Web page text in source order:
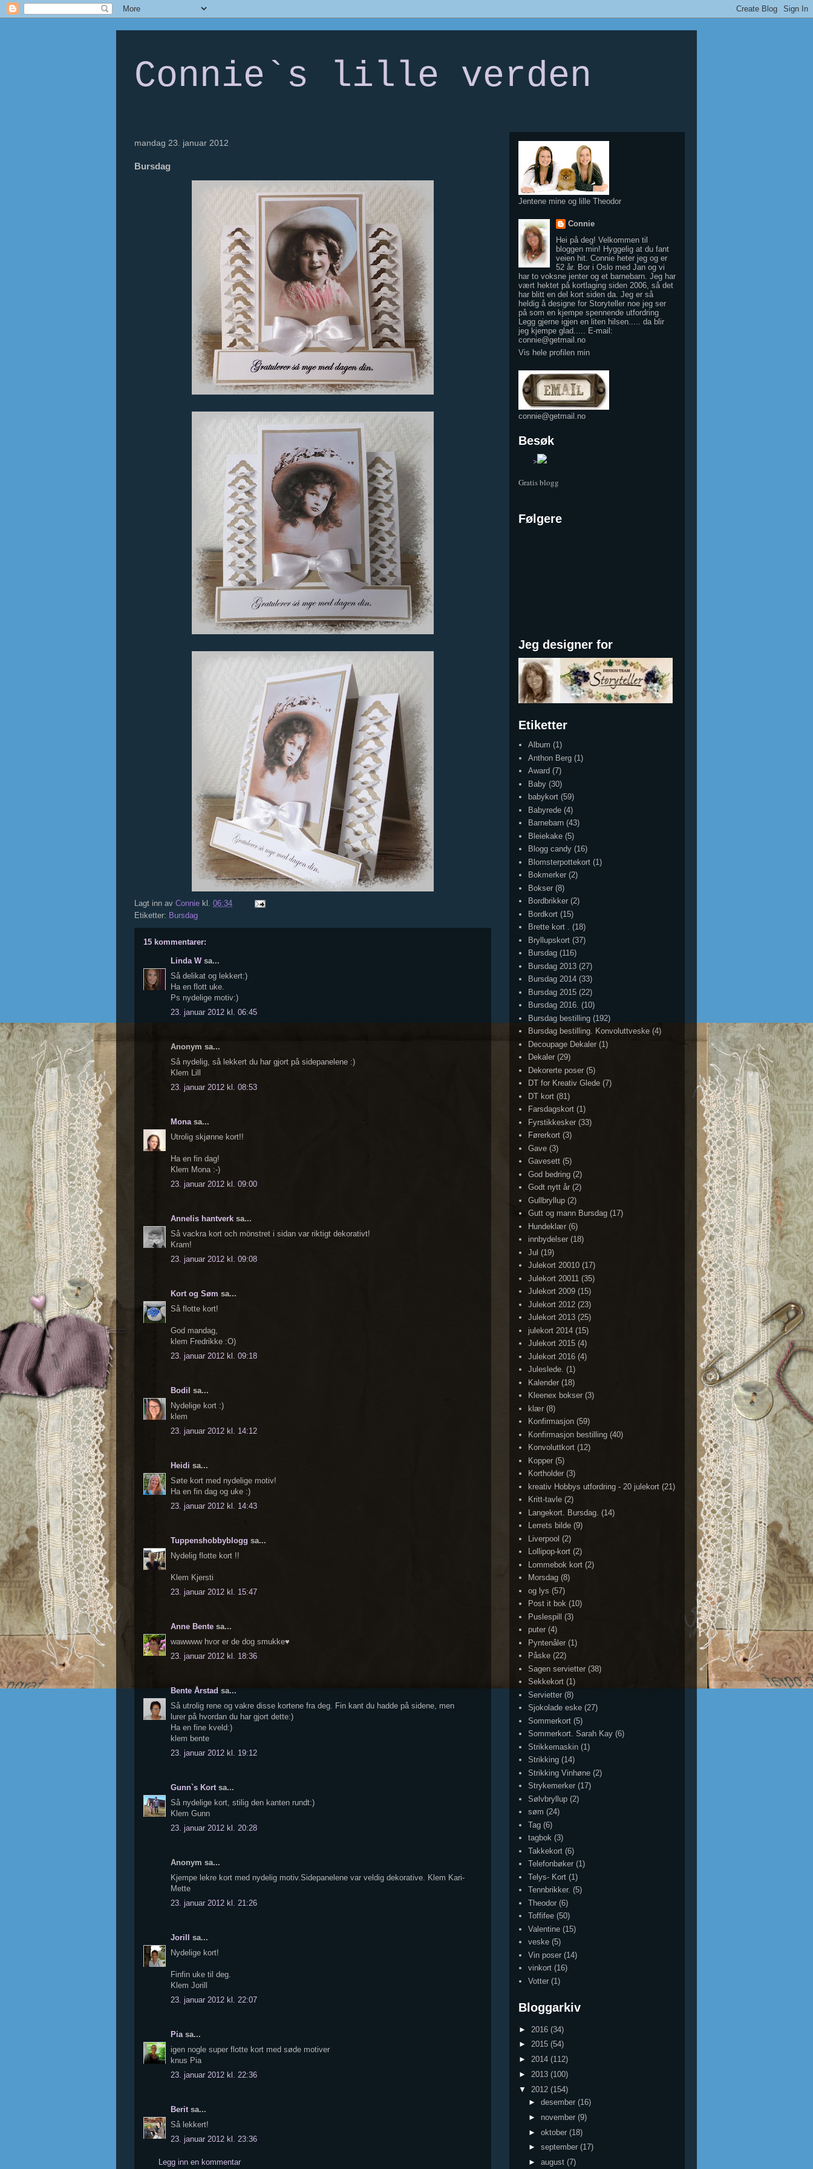
Connie`s lille verden
mandag 23. januar 2012
Bursdag
Lagt inn av Connie kl. 06:34
Etiketter: Bursdag
15 kommentarer:
Linda Wsa...
Så delikat og lekkert:)
Ha en flott uke.
Ps nydelige motiv:)
23. januar 2012 kl. 06:45
Anonym sa...
Så nydelig, så lekkert du har gjort på sidepanelene :)
Klem Lill
23. januar 2012 kl. 08:53
Monasa...
Utrolig skjønne kort!!
Ha en fin dag!
Klem Mona :-)
23. januar 2012 kl. 09:00
Annelis hantverk sa...
Så vackra kort och mönstret i sidan var riktigt dekorativt!
Kram!
23. januar 2012 kl. 09:08
Kort og Søm sa...
Så flotte kort!
God mandag,
klem Fredrikke :O)
23. januar 2012 kl. 09:18
Bodil sa...
Nydelige kort :)
klem
23. januar 2012 kl. 14:12
Heidi sa...
Søte kort med nydelige motiv!
Ha en fin dag og uke :)
23. januar 2012 kl. 14:43
Tuppenshobbyblogg sa...
Nydelig flotte kort !!
Klem Kjersti
23. januar 2012 kl. 15:47
Anne Bente sa...
wawwww hvor er de dog smukke♥
23. januar 2012 kl. 18:36
Bente Årstad sa...
Så utrolig rene og vakre disse kortene fra deg. Fin kant du hadde på sidene, men
lurer på hvordan du har gjort dette:)
Ha en fine kveld:)
klem bente
23. januar 2012 kl. 19:12
Gunn`s Kortsa...
Så nydelige kort, stilig den kanten rundt:)
Klem Gunn
23. januar 2012 kl. 20:28
Anonym sa...
Kjempe lekre kort med nydelig motiv.Sidepanelene var veldig dekorative. Klem Kari-
Mette
23. januar 2012 kl. 21:26
Jorill
sa...
Nydelige kort!
Finfin uke til deg.
Klem Jorill
23. januar 2012 kl. 22:07
Piasa...
igen nogle super flotte kort med søde motiver
knus Pia
23. januar 2012 kl. 22:36
Beritsa...
Så lekkert!
23. januar 2012 kl. 23:36
Legg inn en kommentar
Jentene mine og lille Theodor
Connie
Hei på deg! Velkommen til
bloggen min! Hyggelig at du fant
veien hit. Connie heter jeg og er
52 år. Bor i Oslo med Jan og vi
har to voksne jenter og et barnebarn. Jeg har
vært hektet på kortlaging siden 2006, så det
har blitt en del kort siden da. Jeg er så
heldig å designe for Storyteller noe jeg ser
på som en kjempe spennende utfordring
Legg gjerne igjen en liten hilsen..... da blir
jeg kjempe glad..... E-mail:
connie@getmail.no
Vis hele profilen min
connie@getmail.no
Besøk
	>
Gratis blogg
Følgere
Jeg designer for
Etiketter
Album (1)
Anthon Berg (1)
Award (7)
Baby (30)
babykort (59)
Babyrede (4)
Barnebarn (43)
Bleiekake (5)
Blogg candy (16)
Blomsterpottekort (1)
Bokmerker (2)
Bokser (8)
Bordbrikker (2)
Bordkort (15)
Brette kort . (18)
Bryllupskort (37)
Bursdag (116)
Bursdag 2013 (27)
Bursdag 2014 (33)
Bursdag 2015 (22)
Bursdag 2016. (10)
Bursdag bestilling (192)
Bursdag bestilling. Konvoluttveske (4)
Decoupage Dekaler (1)
Dekaler (29)
Dekorerte poser (5)
DT for Kreativ Glede (7)
DT kort (81)
Farsdagskort (1)
Fyrstikkesker (33)
Førerkort (3)
Gave (3)
Gavesett (5)
God bedring (2)
Godt nytt år (2)
Gullbryllup (2)
Gutt og mann Bursdag (17)
Hundeklær (6)
innbydelser (18)
Jul (19)
Julekort 20010 (17)
Julekort 20011 (35)
Julekort 2009 (15)
Julekort 2012 (23)
Julekort 2013 (25)
julekort 2014 (15)
Julekort 2015 (4)
Julekort 2016 (4)
Juleslede. (1)
Kalender (18)
Kleenex bokser (3)
klær (8)
Konfirmasjon (59)
Konfirmasjon bestilling (40)
Konvoluttkort (12)
Kopper (5)
Kortholder (3)
kreativ Hobbys utfordring - 20 julekort (21)
Kritt-tavle (2)
Langekort. Bursdag. (14)
Lerrets bilde (9)
Liverpool (2)
Lollipop-kort (2)
Lommebok kort (2)
Morsdag (8)
og lys (57)
Post it bok (10)
Puslespill
(3)
puter (4)
Pyntenåler (1)
Påske (22)
Sagen servietter (38)
Sekkekort (1)
Servietter (8)
Sjokolade eske (27)
Sommerkort (5)
Sommerkort. Sarah Kay (6)
Strikkemaskin (1)
Strikking (14)
Strikking Vinhøne (2)
Strykemerker (17)
Sølvbryllup (2)
søm (24)
Tag (6)
tagbok (3)
Takkekort (6)
Telefonbøker (1)
Telys- Kort (1)
Tennbrikker. (5)
Theodor (6)
Toffifee (50)
Valentine (15)
veske (5)
Vin poser (14)
vinkort (16)
Votter (1)
Bloggarkiv
► 2016 (34)
► 2015 (54)
► 2014 (112)
► 2013 (100)
▼ 2012 (154)
► desember (16)
► november (9)
► oktober (18)
► september (17)
► august (7)